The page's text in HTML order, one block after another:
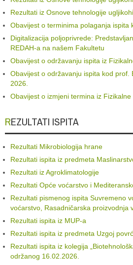
Rezultati iz Osnove tehnologije
Obavijest o terminima polaganja ispita
Digitalizacija poljoprivrede:
REDAH-a na našem Fakultetu
Obavijest o održavanju ispita iz
Obavijest o održavanju ispita kod prof.
2026.
Obavijest o izmjeni termina iz Fizikalne
REZULTATI ISPITA
Rezultati Mikrobiologija hrane
Rezultati ispita iz predmeta
Rezultati iz Agroklimatologije
Rezultati Opće voćarstvo i
Rezultati pismenog ispita Suvremeno
voćarstvo, Rasadničarska proizvodnja
Rezultati ispita iz MUP-a
Rezultati ispita iz predmeta Uzgoj
Rezultati ispita iz kolegija
održanog 16.02.2026.